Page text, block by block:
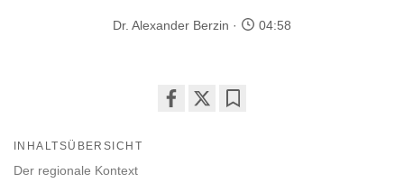
Dr. Alexander Berzin 04:58
INHALTSÜBERSICHT
Der regionale Kontext